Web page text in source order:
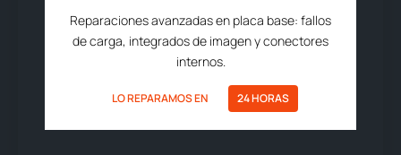
Reparaciones avanzadas en placa base: fallos
de carga, integrados de imagen y conectores
internos.
LO REPARAMOS EN 24 HORAS